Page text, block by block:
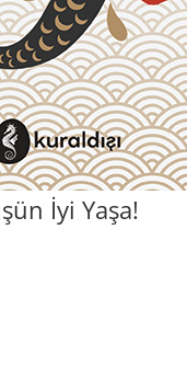
İyi Yaşa!